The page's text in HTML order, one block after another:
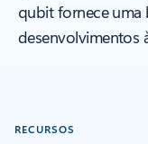
qubit fornece uma
desenvolvimentos
RECURSOS